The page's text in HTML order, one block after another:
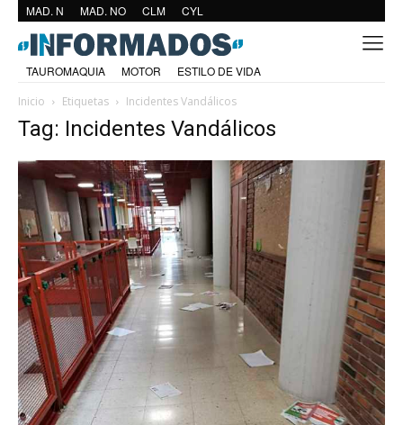
MAD. N MAD. NO CLM CYL
TAUROMAQUIA MOTOR
ESTILO DE VIDA
Inicio
Etiquetas Incidentes Vandálicos
Tag: Incidentes Vandálicos